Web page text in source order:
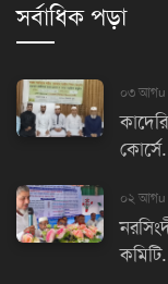
সর্বাধিক পড়া
০৩ আগu
০২ আগu